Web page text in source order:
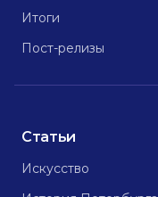
Итоги
Пост-релизы
Статьи
Искусство